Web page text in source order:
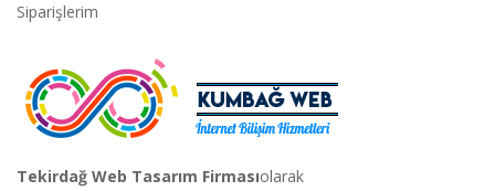
Siparişlerim
Tekirdağ Web Tasarım Firmasıolarak